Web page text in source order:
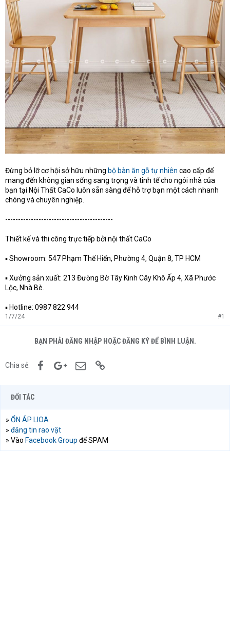
Đừng bỏ lỡ cơ hội sở hữu những bộ bàn ăn gỗ tự nhiên cao cấp để
mang đến không gian sống sang trọng và tinh tế cho ngôi nhà của
bạn tại Nội Thất CaCo luôn sẵn sàng để hỗ trợ bạn một cách nhanh
chóng và chuyên nghiệp.
------------------------------------------
Thiết kế và thi công trực tiếp bởi nội thất CaCo
▪️ Showroom: 547 Phạm Thế Hiển, Phường 4, Quận 8, TP HCM
▪️ Xưởng sản xuất: 213 Đường Bờ Tây Kinh Cây Khô Ấp 4, Xã Phước
Lộc, Nhà Bè.
▪️ Hotline: 0987 822 944
1/7/24 #1
BẠN PHẢI ĐĂNG NHẬP HOẶC ĐĂNG KÝ ĐỂ BÌNH LUẬN.
Chia sẻ: FacebookGoogle+Email
ĐỐI TÁC
» ỔN ÁP LIOA
» đăng tin rao vặt
» Vào Facebook Group để SPAM